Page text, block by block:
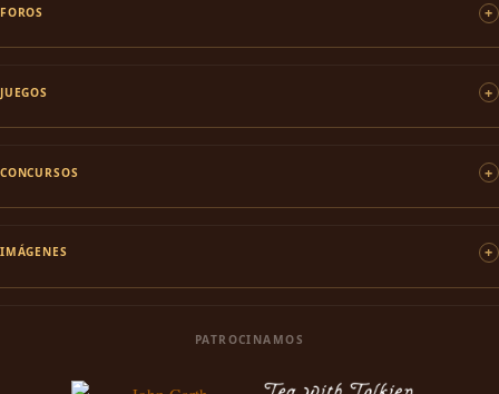
FOROS
JUEGOS
CONCURSOS
IMÁGENES
PATROCINAMOS